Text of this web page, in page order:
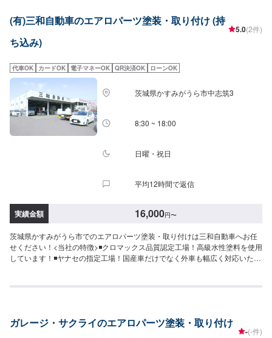
のカーライフをもっと楽しく。ご要望に精一杯お応えします。〜今ある車を
大切に〜埼玉県北葛飾郡杉戸町の株式会社杉戸自動車<パーツ持ち込み可能>
パーツ持ち込みも可能です。持ち込みの場合はオファーにて、部品の詳細や
の方はその旨をオファー詳細にてお伝えください。<営業時間・定休日>朝9
時から夜7時まで営業中月曜定休
(有)三和自動車のエアロパーツ塗装・取り付け (持
ち込み)
5.0(2件)
代車OK カードOK 電子マネーOK QR決済OK ローンOK
茨城県かすみがうら市中志筑3
8:30 ~ 18:00
日曜・祝日
平均12時間で返信
実績金額 16,000円〜
茨城県かすみがうら市でのエアロパーツ塗装・取り付けは三和自動車へお任
せください！<当社の特徴>◾クロマックス品質認定工場！高級水性塗料を使用
しています！◾ヤナセの指定工場！国産車だけでなく外車も幅広く対応いたし
ませたい…★お時間があまり取れない…などのご相談もお気軽にどうぞ！
間程度で納車となります。(要相談)納期は前後する場合がございます。予めご
了承ください。-----代車について-----無料の代車をご用意しています。お車の
ガレージ・サクライのエアロパーツ塗装・取り付け
-(-件)